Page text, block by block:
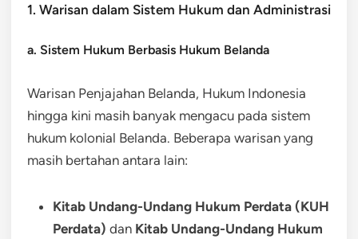
1. Warisan dalam Sistem Hukum dan Administrasi
a. Sistem Hukum Berbasis Hukum Belanda
Warisan Penjajahan Belanda, Hukum Indonesia
hingga kini masih banyak mengacu pada sistem
hukum kolonial Belanda. Beberapa warisan yang
masih bertahan antara lain:
Kitab Undang-Undang Hukum Perdata (KUH
Perdata) dan Kitab Undang-Undang Hukum